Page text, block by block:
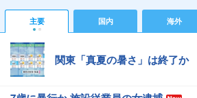
主要 国内 海外
関東「真夏の暑さ」は終了か